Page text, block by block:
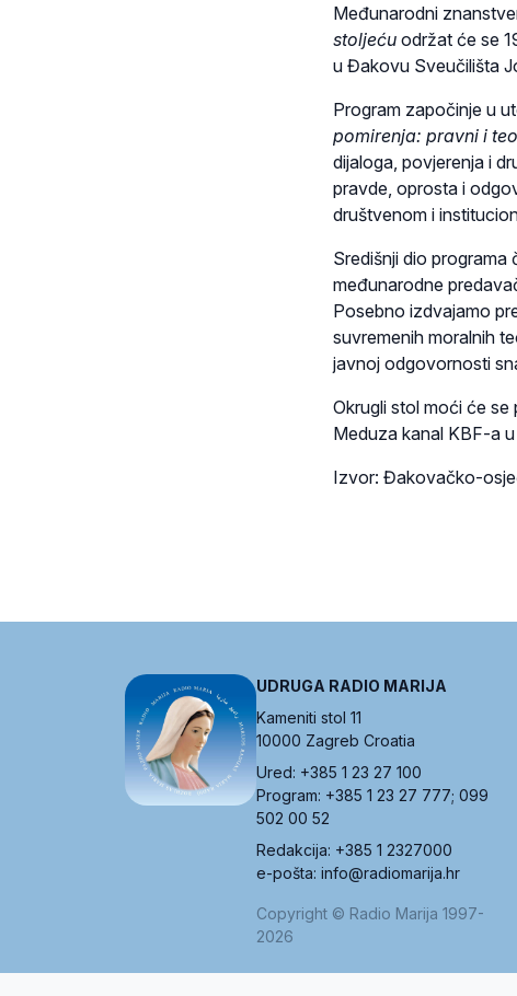
Međunarodni
stoljeću održat će se
u Đakovu Sveučilišta
Program započinje u
pomirenja: pravni i
dijaloga, povjerenja i
pravde, oprosta i
društvenom i
Središnji dio programa
međunarodne
Posebno izdvajamo
suvremenih moralnih
javnoj odgovornosti
Okrugli stol moći će
Meduza kanal KBF-a
Izvor: Đakovačko-
UDRUGA RADIO MARIJA
Kameniti stol 11
10000 Zagreb Croatia
Ured: +385 1 23 27 100
Program: +385 1 23 27 777; 099
502 00 52
Redakcija: +385 1 2327000
e-pošta: info@radiomarija.hr
Copyright © Radio Marija 1997-
2026